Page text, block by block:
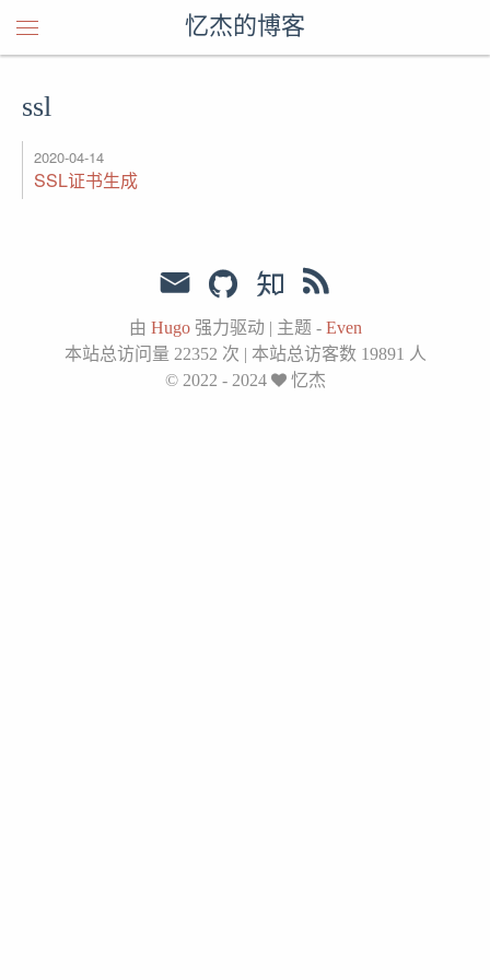
忆杰的博客
ssl
2020-04-14
SSL证书生成
由 Hugo强力驱动 | 主题 - Even
本站总访问量 22352 次 | 本站总访客数 19891 人
© 2022 - 2024
忆杰